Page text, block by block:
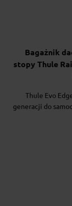
Bagażnik
stopy Thule
Thule Evo
generacji do